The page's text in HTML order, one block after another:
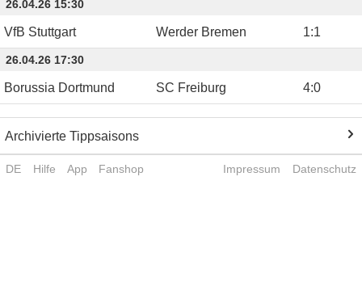
26.04.26 15:30
VfB Stuttgart Werder Bremen 1:1
26.04.26 17:30
Borussia Dortmund SC Freiburg 4:0
Archivierte Tippsaisons
DE Hilfe App Fanshop Impressum Datenschutz